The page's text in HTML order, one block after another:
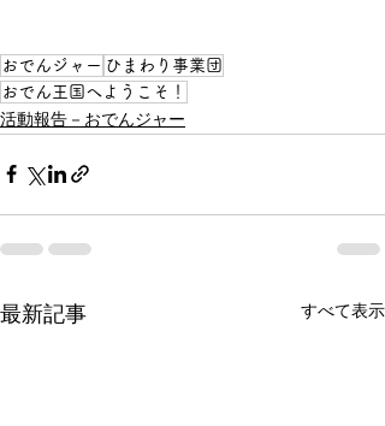
おでんジャー ひまわり事業団
おでん王国へようこそ！
活動報告－おでんジャー
最新記事 すべて表示